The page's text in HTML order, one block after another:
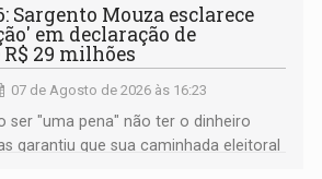
Sargento Mouza esclarece
em declaração de
29 milhões
07 de Agosto de 2026 às 16:23
ser "uma pena" não ter o dinheiro
garantiu que sua caminhada eleitoral